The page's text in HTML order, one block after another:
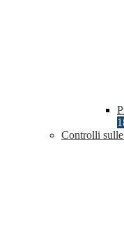
Controlli